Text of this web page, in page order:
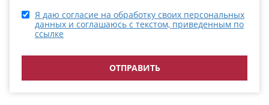
Я даю согласие на обработку своих персональных
данных и соглашаюсь с текстом, приведенным по
ссылке